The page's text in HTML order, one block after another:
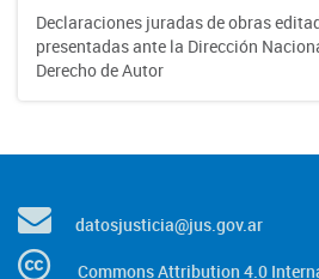
Declaraciones juradas de obras
presentadas ante la Dirección
Derecho de Autor
datosjusticia@jus.gov.ar
Commons Attribution 4.0